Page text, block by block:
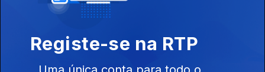
Registe-se na RTP